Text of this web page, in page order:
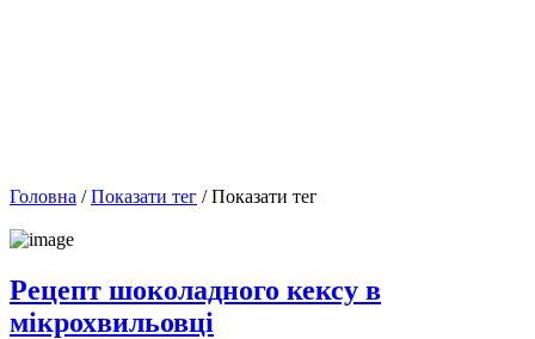
Головна /Показати тег / Показати тег
Рецепт шоколадного кексу в
мікрохвильовці